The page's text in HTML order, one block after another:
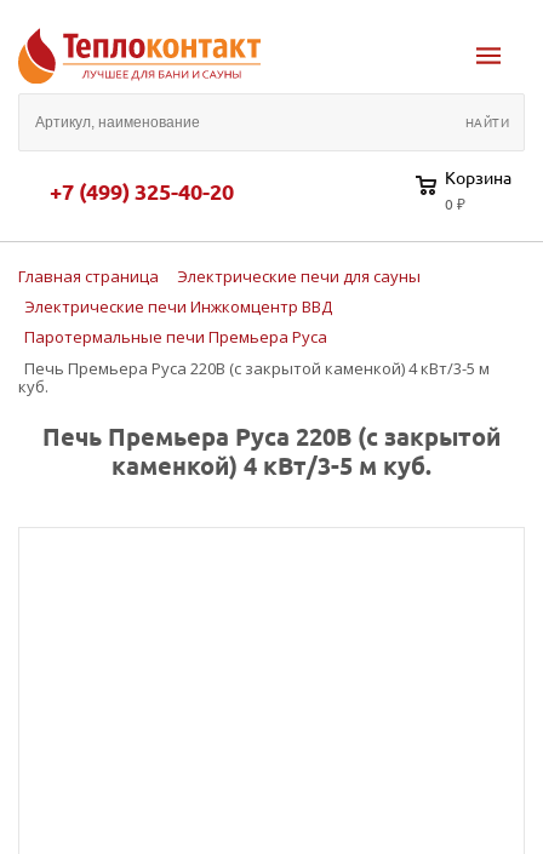
+7 (499) 325-40-20 Корзина
0 ₽
Главная страница
Электрические печи для сауны
Электрические печи Инжкомцентр ВВД
Паротермальные печи Премьера Руса
Печь Премьера Руса 220В (с закрытой каменкой) 4 кВт/3-5 м
куб.
Печь Премьера Руса 220В (с закрытой
каменкой) 4 кВт/3-5 м куб.